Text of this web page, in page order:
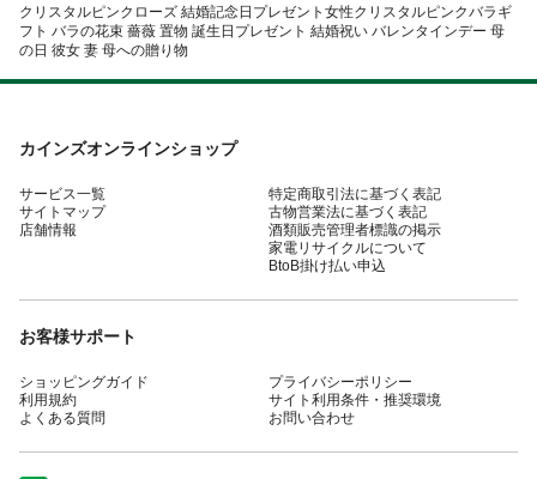
クリスタルピンクローズ 結婚記念日プレゼント女性クリスタルピンクバラギ
フト バラの花束 薔薇 置物 誕生日プレゼント 結婚祝い バレンタインデー 母
の日 彼女 妻 母への贈り物
カインズオンラインショップ
サービス一覧
サイトマップ
店舗情報
特定商取引法に基づく表記
古物営業法に基づく表記
酒類販売管理者標識の掲示
家電リサイクルについて
BtoB掛け払い申込
お客様サポート
ショッピングガイド
利用規約
よくある質問
プライバシーポリシー
サイト利用条件・推奨環境
お問い合わせ